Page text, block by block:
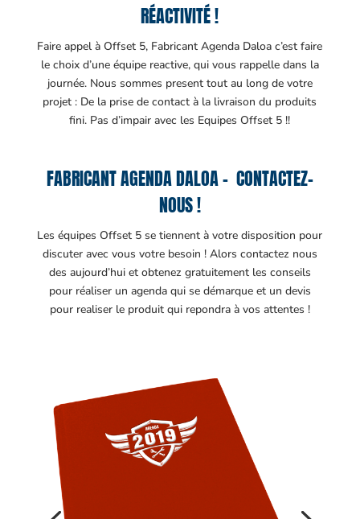
RÉACTIVITÉ !
Faire appel à Offset 5, Fabricant Agenda Daloa c’est faire
le choix d’une équipe reactive, qui vous rappelle dans la
journée. Nous sommes present tout au long de votre
projet : De la prise de contact à la livraison du produits
fini. Pas d’impair avec les Equipes Offset 5 !!
FABRICANT AGENDA DALOA – CONTACTEZ-
NOUS !
Les équipes Offset 5 se tiennent à votre disposition pour
discuter avec vous votre besoin ! Alors contactez nous
des aujourd’hui et obtenez gratuitement les conseils
pour réaliser un agenda qui se démarque et un devis
pour realiser le produit qui repondra à vos attentes !